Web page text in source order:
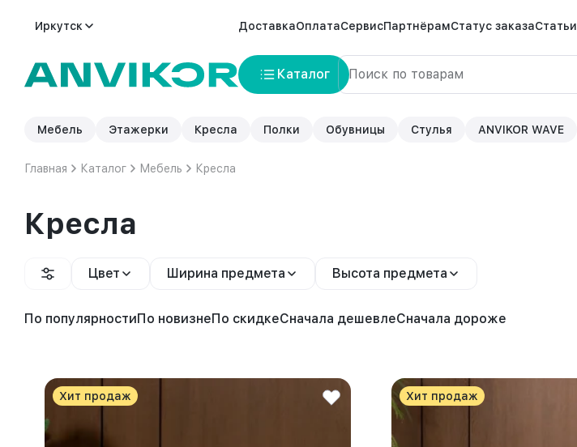
Иркутск ДоставкаОплатаСервисПартнёрамСтатус заказаСтатьи
Каталог
Мебель Этажерки Кресла Полки Обувницы Стулья ANVIKOR WAVE
Главная Каталог Мебель Кресла
Кресла
Цвет Ширина предмета Высота предмета
По популярностиПо новизнеПо скидкеСначала дешевлеСначала дороже
Хит продаж Хит продаж